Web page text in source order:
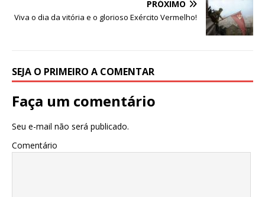
k
p
PRÓXIMO
Viva o dia da vitória e o glorioso Exército Vermelho!
SEJA O PRIMEIRO A COMENTAR
Faça um comentário
Seu e-mail não será publicado.
Comentário